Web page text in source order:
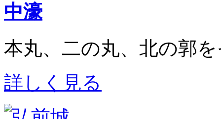
中濠
本丸、二の丸、北の郭
詳しく見る